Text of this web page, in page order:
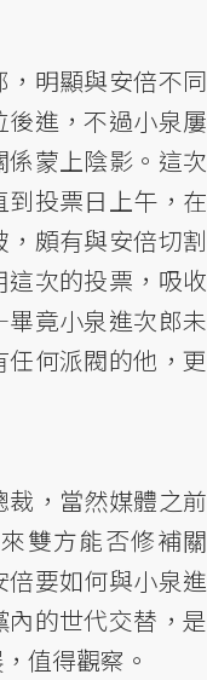
明顯與安倍不同
進，不過小泉屢
蒙上陰影。這次
投票日上午，在
頗有與安倍切割
次的投票，吸收
竟小泉進次郎未
何派閥的他，更
，當然媒體之前
雙方能否修補關
要如何與小泉進
的世代交替，是
值得觀察。